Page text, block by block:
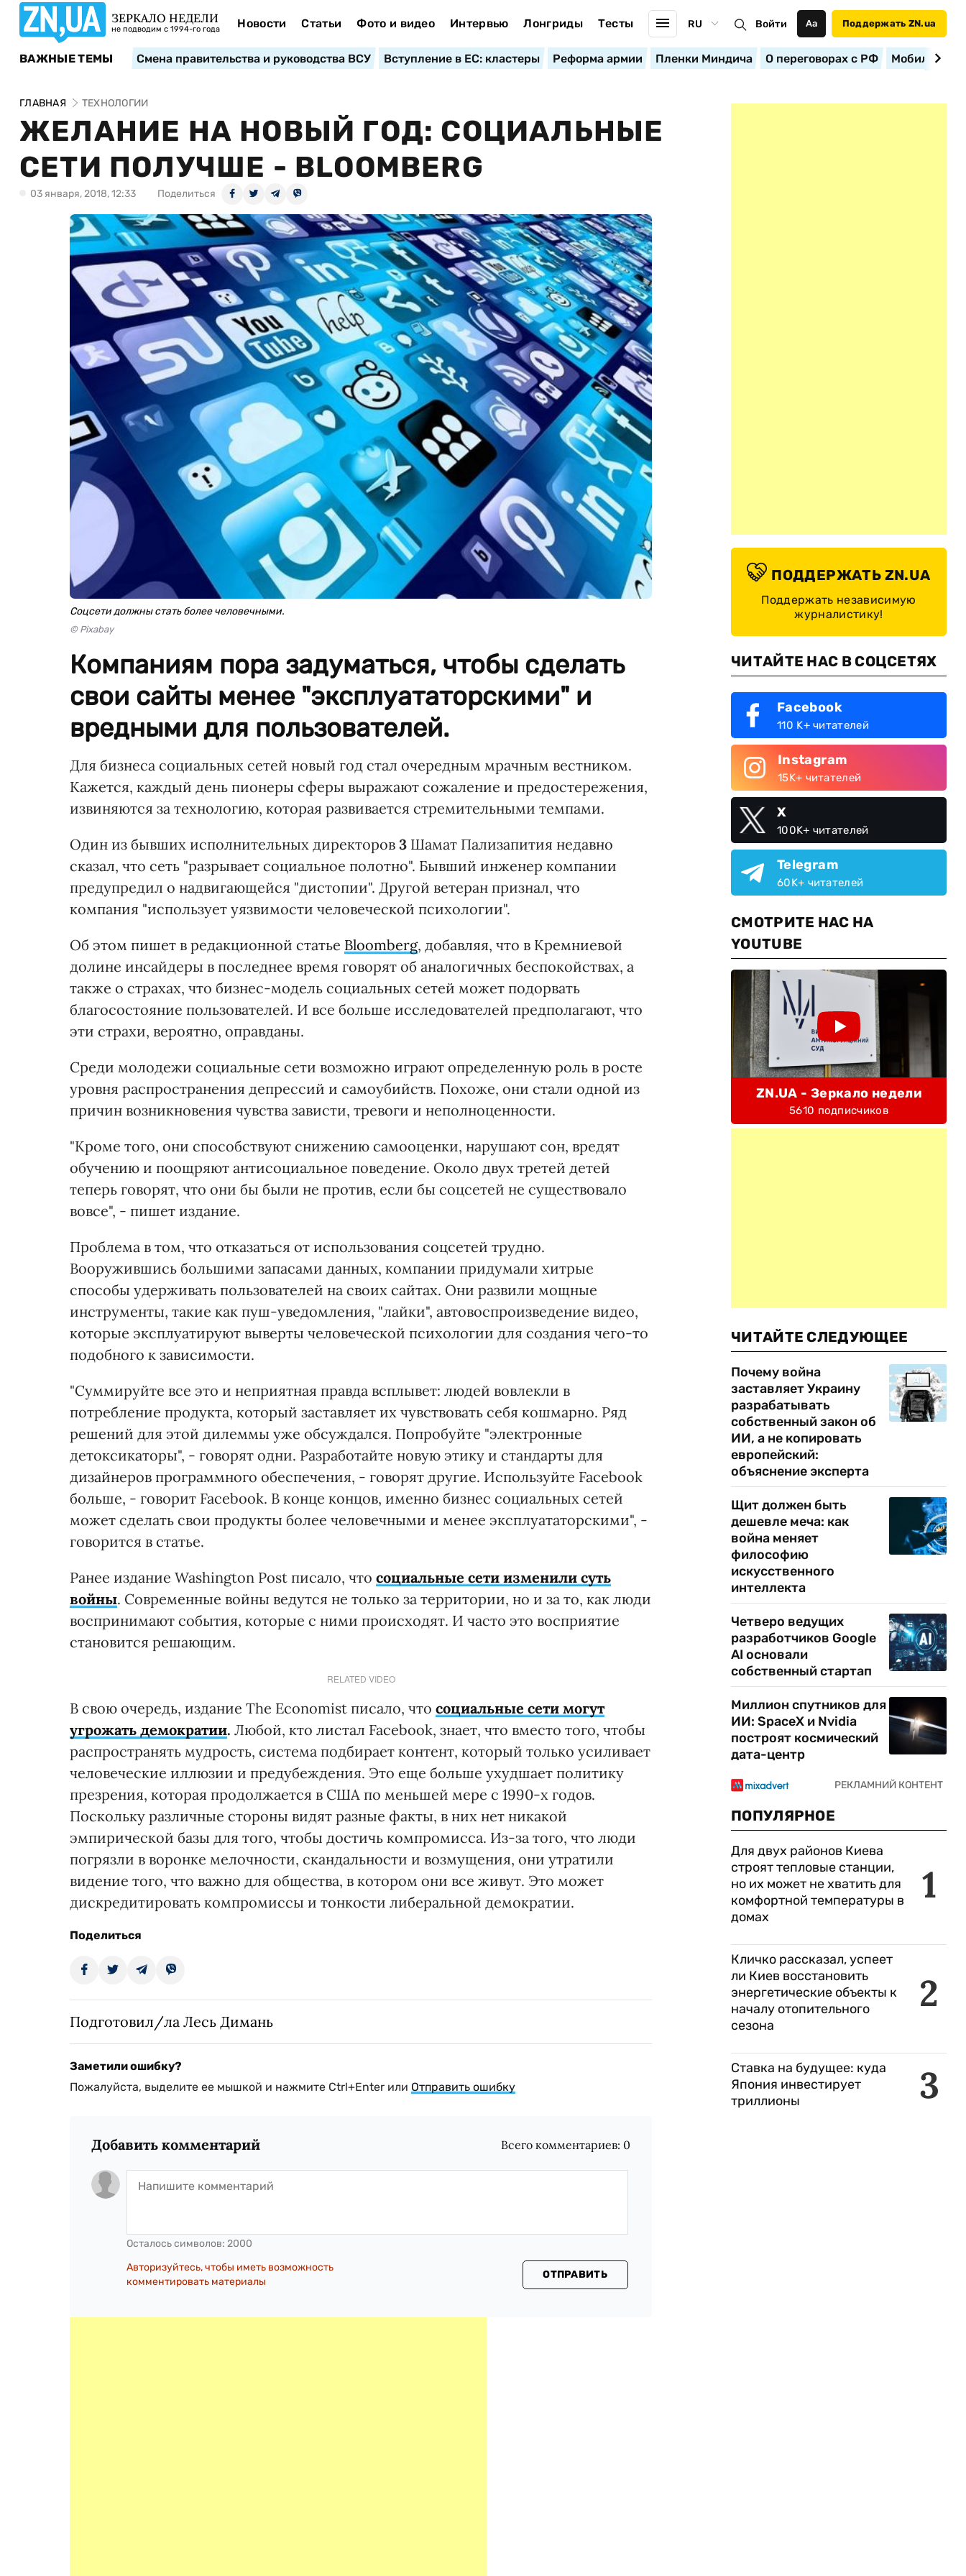
ЗЕРКАЛО НЕДЕЛИ
не подводим с 1994-го года Новости Статьи Фото и видео Интервью Лонгриды Тесты RU Войти Аа Поддержать ZN.ua
ВАЖНЫЕ ТЕМЫ Смена правительства и руководства ВСУ Вступление в ЕС: кластеры Реформа армии Пленки Миндича О переговорах с РФ
ГЛАВНАЯ ТЕХНОЛОГИИ
ЖЕЛАНИЕ НА НОВЫЙ ГОД: СОЦИАЛЬНЫЕ
СЕТИ ПОЛУЧШЕ - BLOOMBERG
03 января, 2018, 12:33 Поделиться
Соцсети должны стать более человечными.
© Pixabay
Компаниям пора задуматься, чтобы сделать
свои сайты менее "эксплуататорскими" и
вредными для пользователей.
Для бизнеса социальных сетей новый год стал очередным мрачным вестником.
Кажется, каждый день пионеры сферы выражают сожаление и предостережения,
извиняются за технологию, которая развивается стремительными темпами.
Один из бывших исполнительных директоров 3 Шамат Пализапития недавно
сказал, что сеть "разрывает социальное полотно". Бывший инженер компании
предупредил о надвигающейся "дистопии". Другой ветеран признал, что
компания "использует уязвимости человеческой психологии".
Об этом пишет в редакционной статье Bloomberg, добавляя, что в Кремниевой
долине инсайдеры в последнее время говорят об аналогичных беспокойствах, а
также о страхах, что бизнес-модель социальных сетей может подорвать
благосостояние пользователей. И все больше исследователей предполагают, что
эти страхи, вероятно, оправданы.
Среди молодежи социальные сети возможно играют определенную роль в росте
уровня распространения депрессий и самоубийств. Похоже, они стали одной из
причин возникновения чувства зависти, тревоги и неполноценности.
"Кроме того, они способствуют снижению самооценки, нарушают сон, вредят
обучению и поощряют антисоциальное поведение. Около двух третей детей
теперь говорят, что они бы были не против, если бы соцсетей не существовало
вовсе", - пишет издание.
Проблема в том, что отказаться от использования соцсетей трудно.
Вооружившись большими запасами данных, компании придумали хитрые
способы удерживать пользователей на своих сайтах. Они развили мощные
инструменты, такие как пуш-уведомления, "лайки", автовоспроизведение видео,
которые эксплуатируют выверты человеческой психологии для создания чего-то
подобного к зависимости.
"Суммируйте все это и неприятная правда всплывет: людей вовлекли в
потребление продукта, который заставляет их чувствовать себя кошмарно. Ряд
решений для этой дилеммы уже обсуждался. Попробуйте "электронные
детоксикаторы", - говорят одни. Разработайте новую этику и стандарты для
дизайнеров программного обеспечения, - говорят другие. Используйте Facebook
больше, - говорит Facebook. В конце концов, именно бизнес социальных сетей
может сделать свои продукты более человечными и менее эксплуататорскими", -
говорится в статье.
Ранее издание Washington Post писало, что социальные сети изменили суть
войны. Современные войны ведутся не только за территории, но и за то, как люди
воспринимают события, которые с ними происходят. И часто это восприятие
становится решающим.
RELATED VIDEO
В свою очередь, издание The Economist писало, что социальные сети могут
угрожать демократии. Любой, кто листал Facebook, знает, что вместо того, чтобы
распространять мудрость, система подбирает контент, который только усиливает
человеческие иллюзии и предубеждения. Это еще больше ухудшает политику
презрения, которая продолжается в США по меньшей мере с 1990-х годов.
Поскольку различные стороны видят разные факты, в них нет никакой
эмпирической базы для того, чтобы достичь компромисса. Из-за того, что люди
погрязли в воронке мелочности, скандальности и возмущения, они утратили
видение того, что важно для общества, в котором они все живут. Это может
дискредитировать компромиссы и тонкости либеральной демократии.
Поделиться
Подготовил/ла Лесь Димань
Заметили ошибку?
Пожалуйста, выделите ее мышкой и нажмите Ctrl+Enter или Отправить ошибку
Добавить комментарий Всего комментариев: 0
Осталось символов: 2000
Авторизуйтесь, чтобы иметь возможность
комментировать материалы
ОТПРАВИТЬ
ПОДДЕРЖАТЬ ZN.UA
Поддержать независимую
журналистику!
ЧИТАЙТЕ НАС В СОЦСЕТЯХ
Facebook
110 K+ читателей
Instagram
15K+ читателей
X
100K+ читателей
Telegram
60K+ читателей
СМОТРИТЕ НАС НА
YOUTUBE
ZN.UA - Зеркало недели
5610 подписчиков
ЧИТАЙТЕ СЛЕДУЮЩЕЕ
Почему война
заставляет Украину
разрабатывать
собственный закон об
ИИ, а не копировать
европейский:
объяснение эксперта
Щит должен быть
дешевле меча: как
война меняет
философию
искусственного
интеллекта
Четверо ведущих
разработчиков Google
AI основали
собственный стартап
Миллион спутников для
ИИ: SpaceX и Nvidia
построят космический
дата-центр
ПОПУЛЯРНОЕ
1
Для двух районов Киева
строят тепловые станции,
но их может не хватить для
комфортной температуры в
домах
2
Кличко рассказал, успеет
ли Киев восстановить
энергетические объекты к
началу отопительного
сезона
3
Ставка на будущее: куда
Япония инвестирует
триллионы